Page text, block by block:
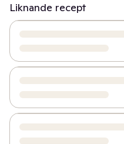
Liknande recept